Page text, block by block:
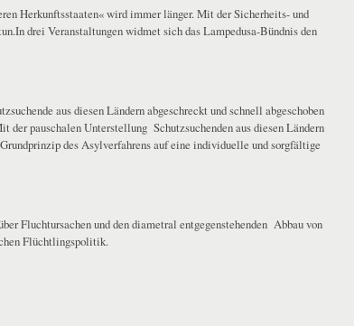
Herkunftsstaaten« wird immer länger. Mit der Sicherheits- und
drei Veranstaltungen widmet sich das Lampedusa-Bündnis den
aus diesen Ländern abgeschreckt und schnell abgeschoben
pauschalen Unterstellung Schutzsuchenden aus diesen Ländern
des Asylverfahrens auf eine individuelle und sorgfältige
Fluchtursachen und den diametral entgegenstehenden Abbau von
Flüchtlingspolitik.